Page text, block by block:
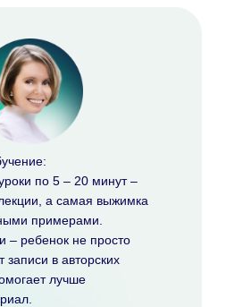
:
по 5 – 20 минут–
а самая выжимка
примерами
– ребенок не просто
записи в авторских
лучше